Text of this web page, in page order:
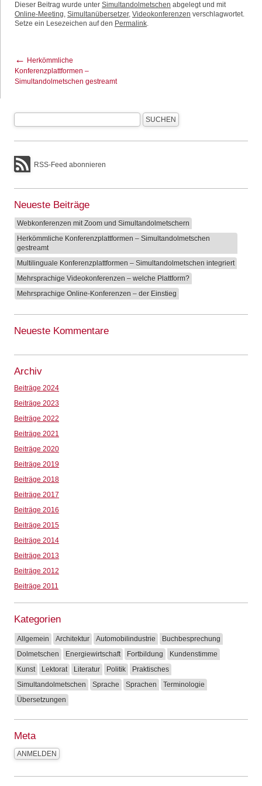
Dieser Beitrag wurde unter Simultandolmetschen abgelegt und mit
Online-Meeting, Simultanübersetzer, Videokonferenzen verschlagwortet.
Setze ein Lesezeichen auf den Permalink.
← Herkömmliche
Konferenzplattformen –
Simultandolmetschen gestreamt
RSS-Feed abonnieren
Neueste Beiträge
Webkonferenzen mit Zoom und Simultandolmetschern
Herkömmliche Konferenzplattformen – Simultandolmetschen
gestreamt
Multilinguale Konferenzplattformen – Simultandolmetschen integriert
Mehrsprachige Videokonferenzen – welche Plattform?
Mehrsprachige Online-Konferenzen – der Einstieg
Neueste Kommentare
Archiv
Beiträge 2024
Beiträge 2023
Beiträge 2022
Beiträge 2021
Beiträge 2020
Beiträge 2019
Beiträge 2018
Beiträge 2017
Beiträge 2016
Beiträge 2015
Beiträge 2014
Beiträge 2013
Beiträge 2012
Beiträge 2011
Kategorien
Allgemein Architektur Automobilindustrie
Buchbesprechung
Dolmetschen
Energiewirtschaft Fortbildung
Kundenstimme
Kunst
Lektorat Literatur Politik
Praktisches
Simultandolmetschen
Sprache Sprachen
Terminologie
Übersetzungen
Meta
ANMELDEN